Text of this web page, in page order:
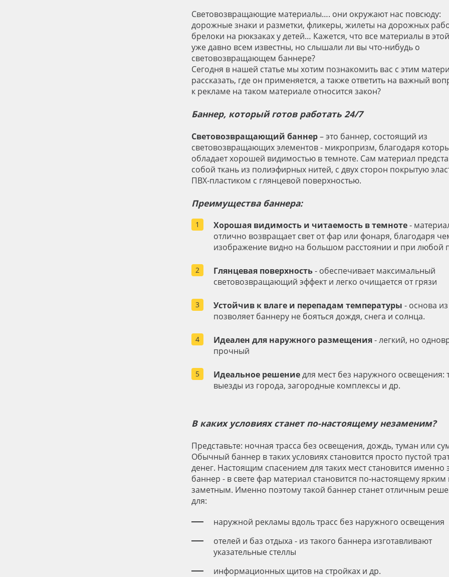
Световозвращающие материалы…. они окружают нас повсюду:
дорожные знаки и разметки, фликеры, жилеты на дорожных
брелоки на рюкзаках у детей… Кажется, что все материалы в
уже давно всем известны, но слышали ли вы что-нибудь о
световозвращающем баннере?
Сегодня в нашей статье мы хотим познакомить вас с этим
рассказать, где он применяется, а также ответить на важный
к рекламе на таком материале относится закон?
Баннер, который готов работать 24/7
Световозвращающий баннер– это баннер, состоящий из
световозвращающих элементов - микропризм, благодаря
обладает хорошей видимостью в темноте. Сам материал
собой ткань из полиэфирных нитей, с двух сторон покрытую
ПВХ-пластиком с глянцевой поверхностью.
Преимущества баннера:
Хорошая видимость и читаемость в темноте-
отлично возвращает свет от фар или фонаря, благодаря
изображение видно на большом расстоянии и при любой
Глянцевая поверхность- обеспечивает максимальный
световозвращающий эффект и легко очищается от грязи
Устойчив к влаге и перепадам температуры - основа
позволяет баннеру не бояться дождя, снега и солнца.
Идеален для наружного размещения- легкий, но
прочный
Идеальное решениедля мест без наружного освещения:
выезды из города, загородные комплексы и др.
В каких условиях станет по-настоящему незаменим?
Представьте: ночная трасса без освещения, дождь, туман или
Обычный баннер в таких условиях становится просто пустой
денег. Настоящим спасением для таких мест становится именно
баннер - в свете фар материал становится по-настоящему ярким
заметным. Именно поэтому такой баннер станет отличным
для:
наружной рекламы вдоль трасс без наружного освещения
отелей и баз отдыха - из такого баннера изготавливают
указательные стеллы
информационных щитов на стройках и др.